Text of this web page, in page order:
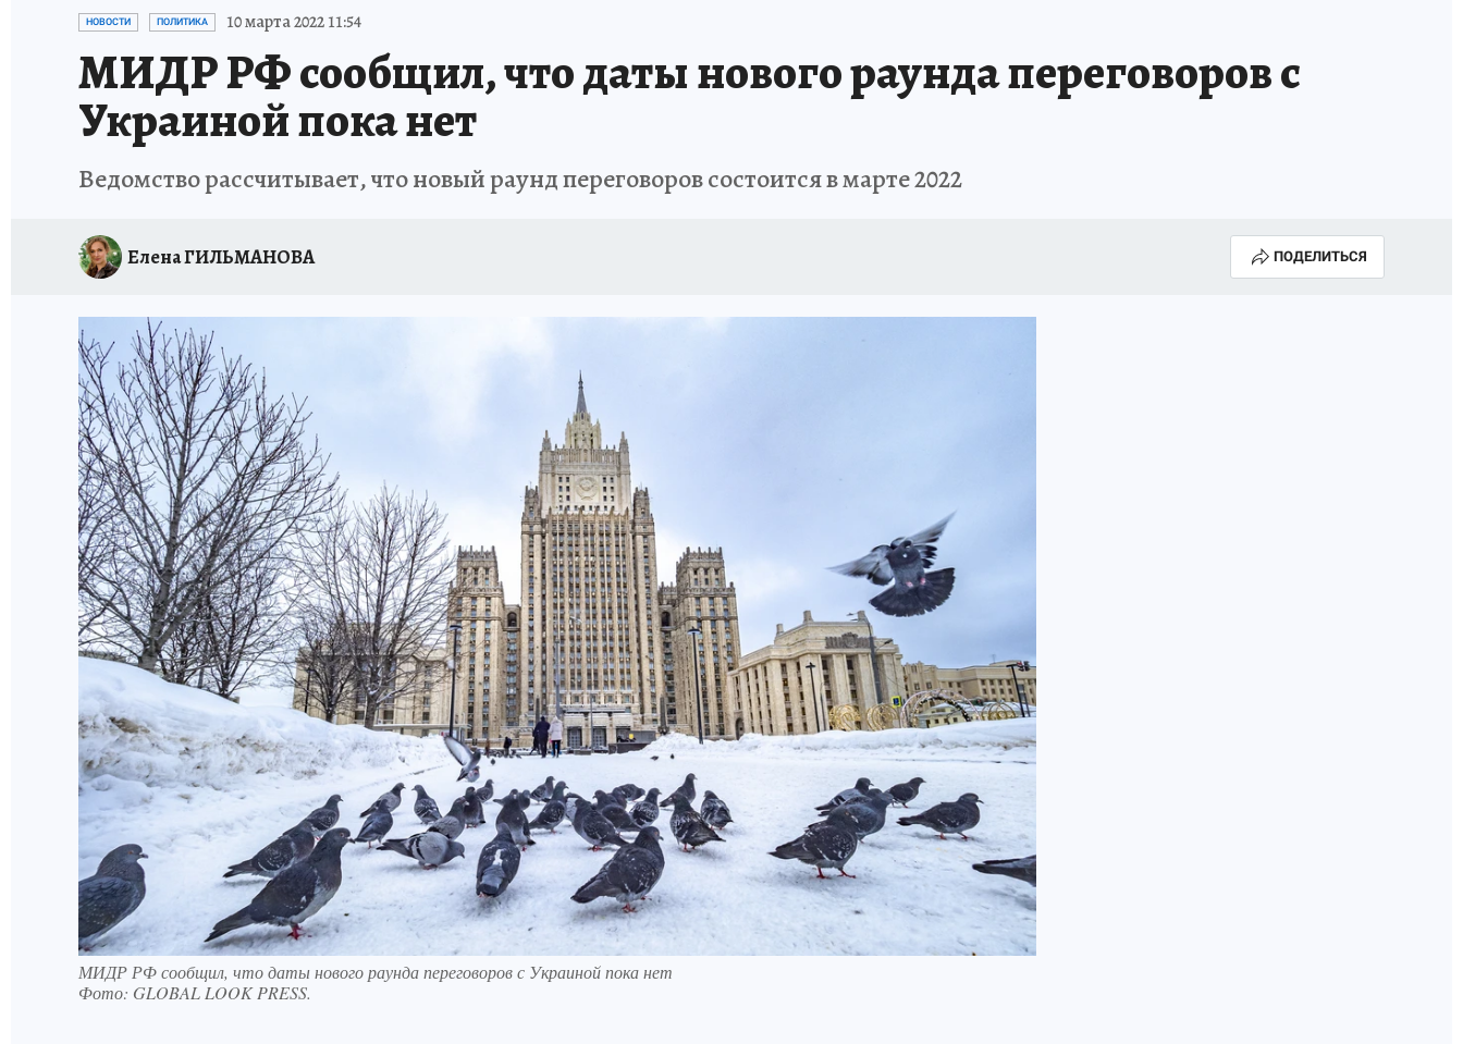
ИСПЫТАНО НА СЕБЕ
НОВОСТИ ПОЛИТИКА 10 марта 2022 11:54
МИДР РФ сообщил, что даты нового раунда переговоров с
Украиной пока нет
Ведомство рассчитывает, что новый раунд переговоров состоится в марте 2022
Елена ГИЛЬМАНОВА ПОДЕЛИТЬСЯ
МИДР РФ сообщил, что даты нового раунда переговоров с Украиной пока нет
Фото: GLOBAL LOOK PRESS.